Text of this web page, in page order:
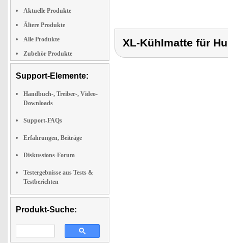
Aktuelle Produkte
Ältere Produkte
Alle Produkte
Zubehör Produkte
Support-Elemente:
Handbuch-, Treiber-, Video-
Downloads
Support-FAQs
Erfahrungen, Beiträge
Diskussions-Forum
Testergebnisse aus Tests &
Testberichten
Produkt-Suche:
XL-Kühlmatte für